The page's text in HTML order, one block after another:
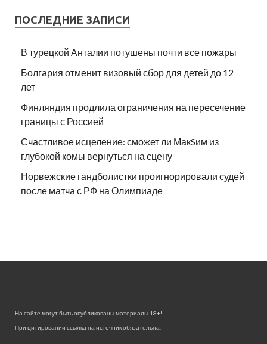
ПОСЛЕДНИЕ ЗАПИСИ
В турецкой Анталии потушены почти все пожары
Болгария отменит визовый сбор для детей до 12
лет
Финляндия продлила ограничения на пересечение
границы с Россией
Счастливое исцеление: сможет ли МакSим из
глубокой комы вернуться на сцену
Норвежские гандболистки проигнорировали судей
после матча с РФ на Олимпиаде
На сайте могут быть опубликованы материалы 18+!
При цитировании ссылка на источник обязательна.